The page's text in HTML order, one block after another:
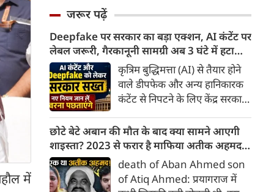
में
जरूर पढ़ें
Deepfake पर सरकार का बड़ा एक्शन, AI कंटेंट पर
लेबल जरूरी, गैरकानूनी सामग्री अब 3 घंटे में हटानी
होगी, नए नियम जान लें वरना पछताएंगे
कृत्रिम बुद्धिमत्ता (AI) से तैयार होने
वाले डीपफेक और अन्य हानिकारक
कंटेंट से निपटने के लिए केंद्र सरकार
किया है। सरकार ने AI से तैयार कंटेंट
पर स्पष्ट लेबल और पहचान योग्य
मेटाडेटा उपलब्ध कराना अनिवार्य
किया है। साथ ही, सरकारी या
न्यायालय के आदेश के आधार पर
छोटे बेटे अबान की मौत के बाद क्या सामने आएगी
शाइस्ता? 2023 से फरार है माफिया अतीक अहमद
की पत्नी
death of Aban Ahmed son
of Atiq Ahmed: प्रयागराज में